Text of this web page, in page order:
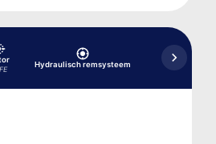
Hydraulisch remsysteem
Hydraulisch